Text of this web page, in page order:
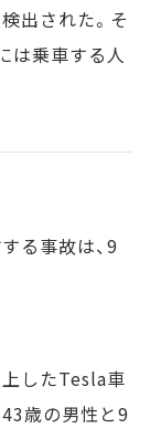
出された。そ
は乗車する人
る事故は、9
したTesla車
歳の男性と9